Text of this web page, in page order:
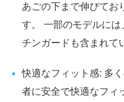
あごの下まで伸びてお
す。 一部のモデルに
チンガードも含まれて
快適なフィット感: 多
者に安全で快適なフィ